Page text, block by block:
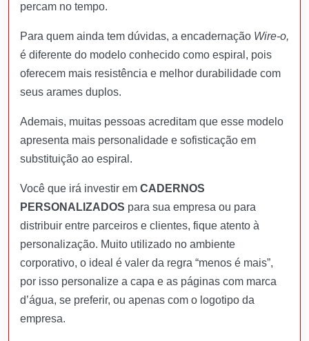
percam no tempo.
Para quem ainda tem dúvidas, a encadernação Wire-o,
é diferente do modelo conhecido como espiral, pois
oferecem mais resistência e melhor durabilidade com
seus arames duplos.
Ademais, muitas pessoas acreditam que esse modelo
apresenta mais personalidade e sofisticação em
substituição ao espiral.
Você que irá investir em CADERNOS
PERSONALIZADOS para sua empresa ou para
distribuir entre parceiros e clientes, fique atento à
personalização. Muito utilizado no ambiente
corporativo, o ideal é valer da regra “menos é mais”,
por isso personalize a capa e as páginas com marca
d’água, se preferir, ou apenas com o logotipo da
empresa.